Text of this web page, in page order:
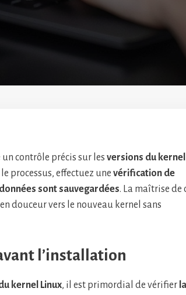
un contrôle précis sur les versions du kernel
processus, effectuez une vérification de
données sont sauvegardées. La maîtrise de
douceur vers le nouveau kernel sans
l’installation
kernel Linux, il est primordial de vérifier la